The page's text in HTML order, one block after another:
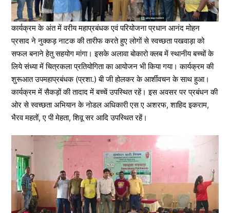
कार्यक्रम के अंत में वरीय महाप्रबंधक एवं परियोजना प्रधान आनंद मोहन
प्रसाद ने नुक्कड़ नाटक की तारीफ करते हुए लोगों से स्वच्छता पखवाड़ा को
सफल बनाने हेतु सहयोग मांगा। इसके अलावा बोकारो क्लब में स्थानीय बच्चों के
लिये संध्या में चित्रकला प्रतियोगिता का आयोजन भी किया गया। कार्यक्रम की
शुरूआत उपमहाप्रबंधक (प्रशा.) बी जी होलकर के आर्शीवचन के साथ हुआ।
कार्यक्रम में सैकड़ों की तादाद में बच्चें उपस्थित रहें। इस अवसर पर प्रबंधन की
ओर से स्वच्छता अभियान के नोडल अधिकारी एस ए अशरफ, शाहिद इकराम,
भैरव महतों, ए पी मेहता, शिवू सर आदि उपस्थित रहें।